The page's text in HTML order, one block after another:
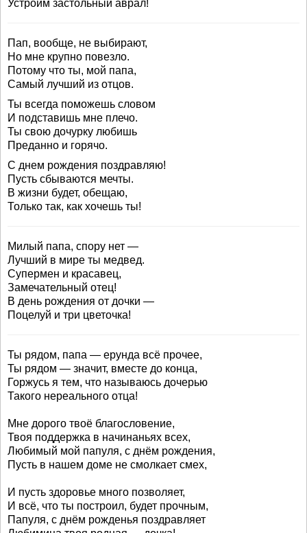
Устроим застольный аврал!
Пап, вообще, не выбирают,
Но мне крупно повезло.
Потому что ты, мой папа,
Самый лучший из отцов.
Ты всегда поможешь словом
И подставишь мне плечо.
Ты свою дочурку любишь
Преданно и горячо.
С днем рождения поздравляю!
Пусть сбываются мечты.
В жизни будет, обещаю,
Только так, как хочешь ты!
Милый папа, спору нет —
Лучший в мире ты медвед.
Супермен и красавец,
Замечательный отец!
В день рождения от дочки —
Поцелуй и три цветочка!
Ты рядом, папа — ерунда всё прочее,
Ты рядом — значит, вместе до конца,
Горжусь я тем, что называюсь дочерью
Такого нереального отца!
Мне дорого твоё благословение,
Твоя поддержка в начинаньях всех,
Любимый мой папуля, с днём рождения,
Пусть в нашем доме не смолкает смех,
И пусть здоровье много позволяет,
И всё, что ты построил, будет прочным,
Папуля, с днём рожденья поздравляет